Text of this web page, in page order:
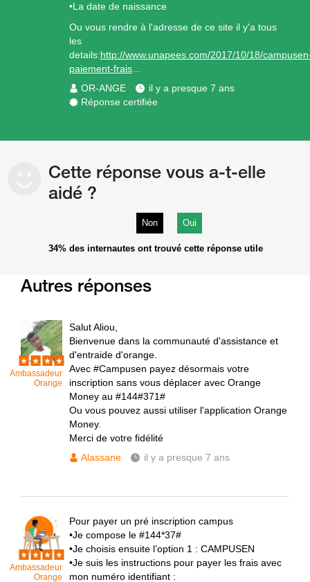
•La date de naissance
Ou vous rendre à l'adresse de ce site il y'a tous
les
details:http://www.unapees.com/2017/10/18/
paiement-frais
OR-ANGE
il y a presque 7 ans
Réponse certifiée
Cette réponse vous a-t-elle
aidé ?
Non Oui
34% des internautes ont trouvé cette réponse utile
Autres réponses
Ambassadeur
Orange
Salut Aliou,
Bienvenue dans la communauté d'assistance et
d'entraide d'orange.
Avec #Campusen payez désormais votre
inscription sans vous déplacer avec Orange
Money au #144#371#
Ou vous pouvez aussi utiliser l'application Orange
Money.
Merci de votre fidélité
Alassane
il y a presque 7 ans
Ambassadeur
Orange
Pour payer un pré inscription campus
•Je compose le #144*37#
•Je choisis ensuite l’option 1 : CAMPUSEN
•Je suis les instructions pour payer les frais avec
mon numéro identifiant :